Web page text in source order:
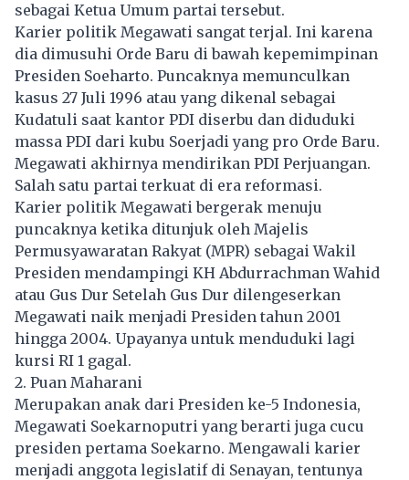
sebagai Ketua Umum partai tersebut.
Karier politik Megawati sangat terjal. Ini karena
dia dimusuhi Orde Baru di bawah kepemimpinan
Presiden Soeharto. Puncaknya memunculkan
kasus 27 Juli 1996 atau yang dikenal sebagai
Kudatuli saat kantor PDI diserbu dan diduduki
massa PDI dari kubu Soerjadi yang pro Orde Baru.
Megawati akhirnya mendirikan PDI Perjuangan.
Salah satu partai terkuat di era reformasi.
Karier politik Megawati bergerak menuju
puncaknya ketika ditunjuk oleh Majelis
Permusyawaratan Rakyat (MPR) sebagai Wakil
Presiden mendampingi KH Abdurrachman Wahid
atau Gus Dur Setelah Gus Dur dilengeserkan
Megawati naik menjadi Presiden tahun 2001
hingga 2004. Upayanya untuk menduduki lagi
kursi RI 1 gagal.
2. Puan Maharani
Merupakan anak dari Presiden ke-5 Indonesia,
Megawati Soekarnoputri yang berarti juga cucu
presiden pertama Soekarno. Mengawali karier
menjadi anggota legislatif di Senayan, tentunya